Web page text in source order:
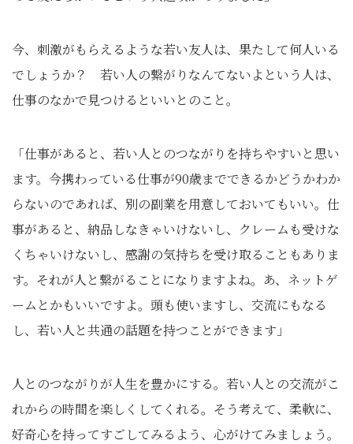
今、刺激がもらえるような若い友人は、果たして何人いる
でしょうか？ 若い人の繋がりなんてないよという人は、
仕事のなかで見つけるといいとのこと。
「仕事があると、若い人とのつながりを持ちやすいと思い
ます。今携わっている仕事が90歳までできるかどうかわか
らないのであれば、別の副業を用意しておいてもいい。仕
事があると、納品しなきゃいけないし、クレームも受けな
くちゃいけないし、感謝の気持ちを受け取ることもありま
す。それが人と繋がることになりますよね。あ、ネットゲ
ームとかもいいですよ。頭も使いますし、交流にもなる
し、若い人と共通の話題を持つことができます」
人とのつながりが人生を豊かにする。若い人との交流がこ
れからの時間を楽しくしてくれる。そう考えて、柔軟に、
好奇心を持ってすごしてみるよう、心がけてみましょう。